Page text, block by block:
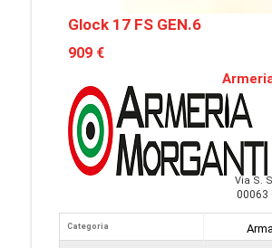
Glock 17 FS GEN.6
909 €
Via S.
00063
Categoria